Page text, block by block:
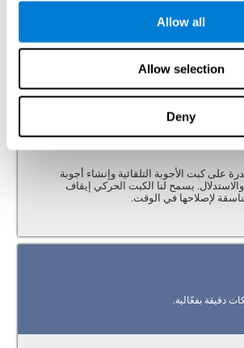
Allow all
Allow selection
Deny
منطقة التنسيق:
والتركيز في المعلومات المهمّة.
على كبت الأجوبة التلقائية وإنشاء أجوبة
والاستدلال. يسمح لنا الكبت الحركي إيقاف
لإصلاحها في الوقت.
دقيقة بفعّالية.